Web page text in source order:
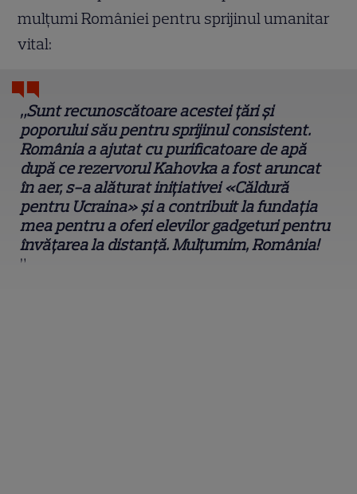
mulțumi României pentru sprijinul umanitar
vital:
„Sunt recunoscătoare acestei țări și
poporului său pentru sprijinul consistent.
România a ajutat cu purificatoare de apă
după ce rezervorul Kahovka a fost aruncat
în aer, s-a alăturat inițiativei «Căldură
pentru Ucraina» și a contribuit la fundația
mea pentru a oferi elevilor gadgeturi pentru
învățarea la distanță. Mulțumim, România!
”